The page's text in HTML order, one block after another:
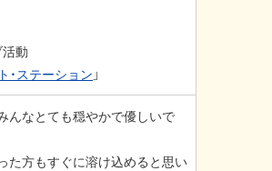
動
・ステーション 」
んなとても穏やかで優しいで
た方もすぐに溶け込めると思い